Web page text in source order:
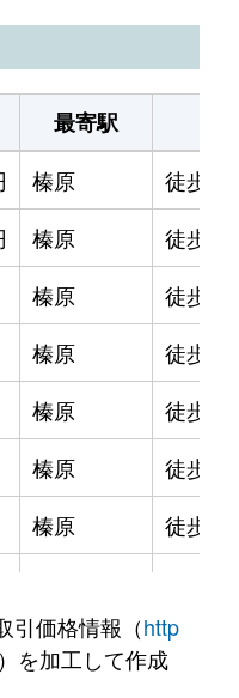
最寄駅
榛原
徒歩1
榛原
徒歩1
榛原
徒歩1
榛原
徒歩1
榛原
徒歩1
榛原
徒歩1
榛原
徒歩1
榛原
徒歩12
引価格情報（http
を加工して作成